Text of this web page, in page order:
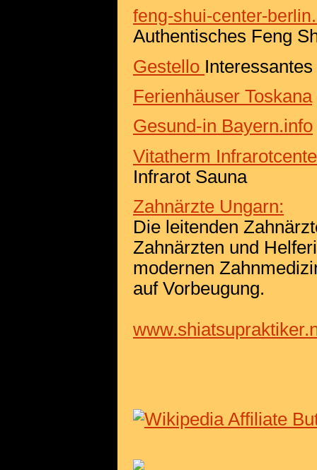
feng-shui-center-
Authentisches Feng
Gestello
Ferienhäuser Toskana
Gesund-in Bayern.info
Vitatherm
Infrarot Sauna
Zahnärzte Ungarn:
Die leitenden
Zahnärzten und
modernen
auf Vorbeugung.